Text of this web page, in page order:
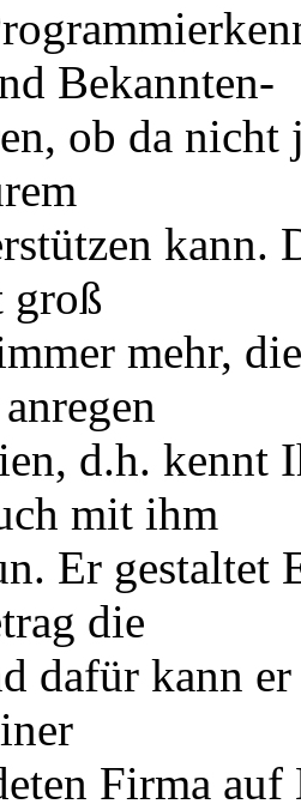
Bekannten-
ob da nicht
kann.
groß
mehr,
d.h. kennt
mit ihm
Er gestaltet
die
dafür kann
Firma